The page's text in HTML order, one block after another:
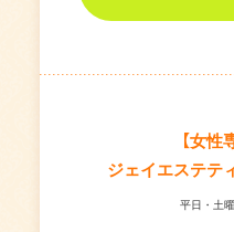
【女性
ジェイエステテ
平日・土